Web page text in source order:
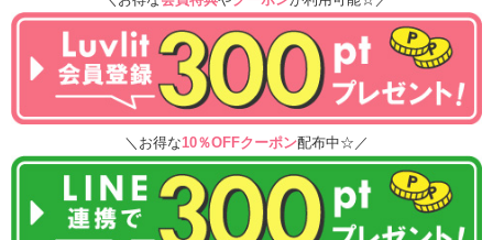
＼お得な10％OFFクーポン配布中☆／